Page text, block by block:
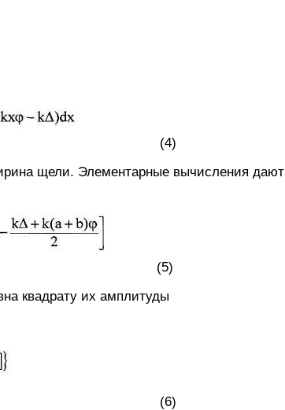
(4)
щели. Элементарные вычисления дают
(5)
квадрату их амплитуды
(6)